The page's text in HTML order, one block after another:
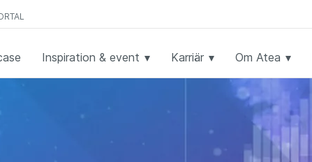
Inspiration & event Karriär Om Atea